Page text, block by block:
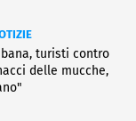
turisti contro
delle mucche,